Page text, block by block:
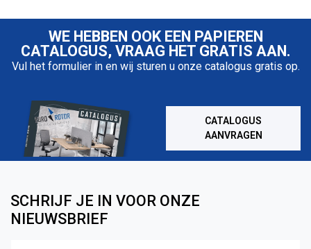
WE HEBBEN OOK EEN PAPIEREN
CATALOGUS, VRAAG HET GRATIS AAN.
Vul het formulier in en wij sturen u onze catalogus gratis op.
CATALOGUS
AANVRAGEN
SCHRIJF JE IN VOOR ONZE
NIEUWSBRIEF